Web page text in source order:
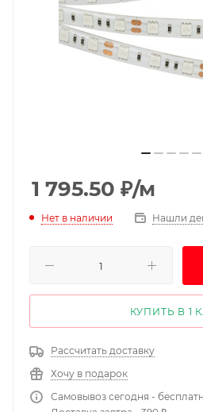
1 795.50 ₽/м
Нет в наличии Нашли
КУПИТЬ В 1
Рассчитать доставку
Хочу в подарок
Самовывоз сегодня -